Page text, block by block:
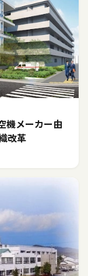
機メーカー由
改革